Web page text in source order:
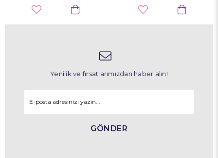
Yenilik ve fırsatlarımızdan haber alın!
GÖNDER